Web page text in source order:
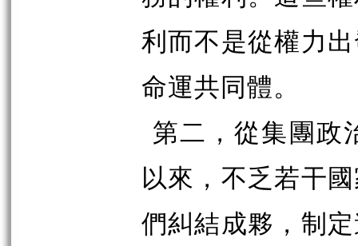
利而不是從權力
命運共同體。
第二，從集團政
以來，不乏若干
們糾結成夥，制